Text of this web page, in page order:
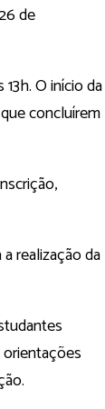
de
O início da
concluírem
realização da